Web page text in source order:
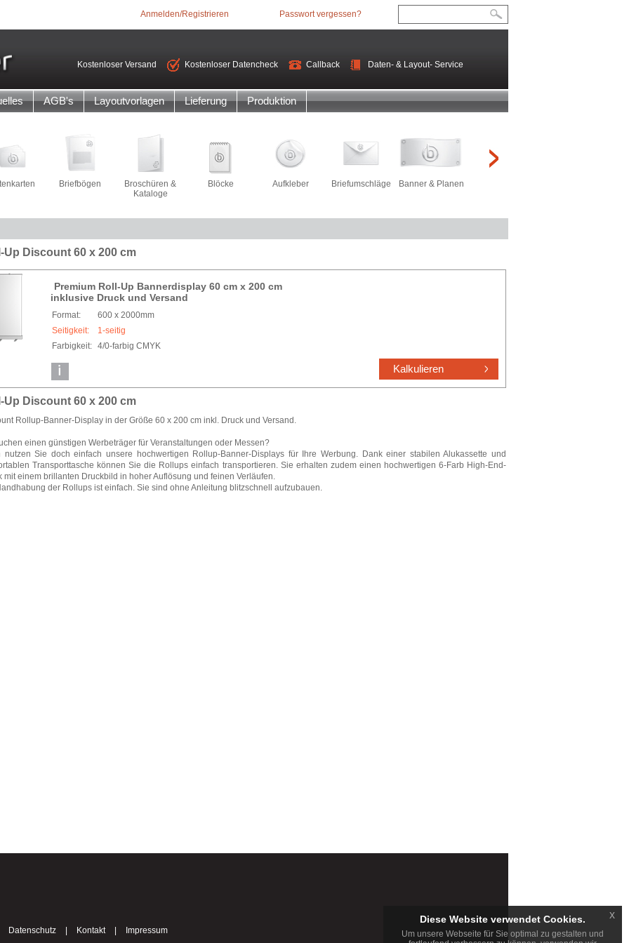
Anmelden/Registrieren Passwort vergessen?
Kostenloser Versand Kostenloser Datencheck Callback Daten- & Layout- Service
AGB's Layoutvorlagen Lieferung Produktion
Briefbögen
Broschüren &
Kataloge
Blöcke Aufkleber Briefumschläge Banner & Planen
Up Discount 60 x 200 cm
Premium Roll-Up Bannerdisplay 60 cm x 200 cm
inklusive Druck und Versand
Format:
600 x 2000mm
Seitigkeit:
1-seitig
Farbigkeit: 4/0-farbig CMYK
Up Discount 60 x 200 cm
Rollup-Banner-Display in der Größe 60 x 200 cm inkl. Druck und Versand.
einen günstigen Werbeträger für Veranstaltungen oder Messen?
nutzen Sie doch einfach unsere hochwertigen Rollup-Banner-Displays für Ihre Werbung. Dank einer stabilen Alukassette und
Transporttasche können Sie die Rollups einfach transportieren. Sie erhalten zudem einen hochwertigen 6-Farb High-End-
mit einem brillanten Druckbild in hoher Auflösung und feinen Verläufen.
der Rollups ist einfach. Sie sind ohne Anleitung blitzschnell aufzubauen.
Datenschutz Kontakt Impressum
Diese Website verwendet Cookies.
Um unsere Webseite für Sie optimal zu gestalten und
x